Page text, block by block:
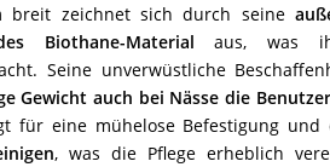
breit zeichnet sich durch seine
Biothane-Material aus, was
Seine unverwüstliche
Gewicht auch bei Nässe die
für eine mühelose Befestigung
, was die Pflege erheblich